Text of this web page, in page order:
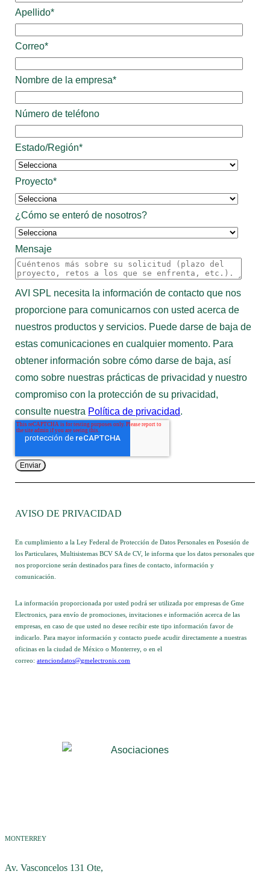
Apellido*
Correo*
Nombre de la empresa*
Número de teléfono
Estado/Región*
Proyecto*
¿Cómo se enteró de nosotros?
Mensaje
AVI SPL necesita la información de contacto que nos
proporcione para comunicarnos con usted acerca de
nuestros productos y servicios. Puede darse de baja de
estas comunicaciones en cualquier momento. Para
obtener información sobre cómo darse de baja, así
como sobre nuestras prácticas de privacidad y nuestro
compromiso con la protección de su privacidad,
consulte nuestra Política de privacidad.
AVISO DE PRIVACIDAD
En cumplimiento a la Ley Federal de Protección de Datos Personales en Posesión de
los Particulares, Multisistemas BCV SA de CV, le informa que los datos personales que
nos proporcione serán destinados para fines de contacto, información y
comunicación.
La información proporcionada por usted podrá ser utilizada por empresas de Gme
Electronics, para envío de promociones, invitaciones e información acerca de las
empresas, en caso de que usted no desee recibir este tipo información favor de
indicarlo. Para mayor información y contacto puede acudir directamente a nuestras
oficinas en la ciudad de México o Monterrey, o en el
correo:atenciondatos@gmelectronis.com
MONTERREY
Av. Vasconcelos 131 Ote,